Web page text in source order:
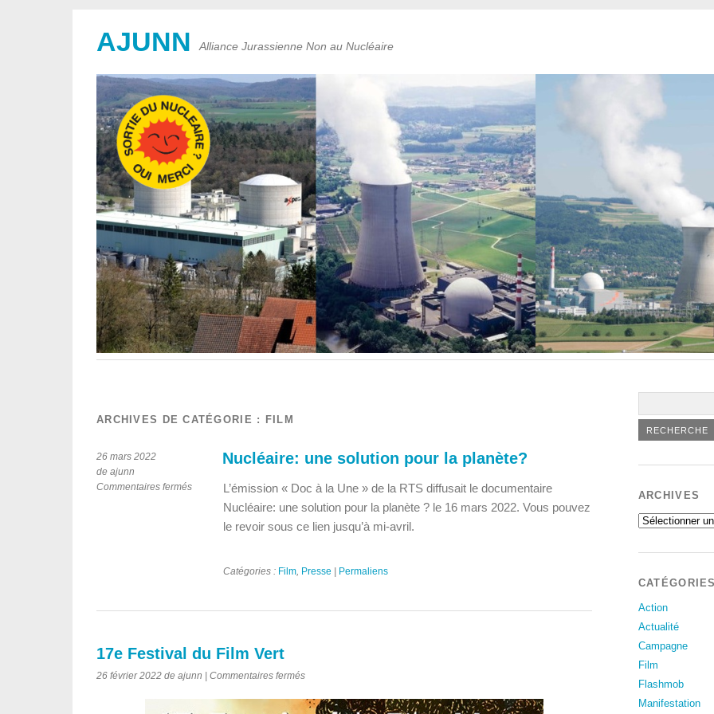
AJUNN Alliance Jurassienne Non au Nucléaire
ARCHIVES DE CATÉGORIE : FILM
26 mars 2022
de ajunn
Commentaires ferméssur
Nucléaire:
solution
planète?
Nucléaire: une solution pour la planète?
L’émission « Doc à la Une » de la RTS diffusait le documentaire
Nucléaire: une solution pour la planète ? le 16 mars 2022. Vous pouvez
le revoir sous ce lien jusqu’à mi-avril.
Catégories : Film, Presse Permaliens
17e Festival du Film Vert
26 février 2022 de ajunn | Commentaires ferméssur
Festival
ARCHIVES
Archives
Action
Actualité
Campagne
Film
Flashmob
Manifestation